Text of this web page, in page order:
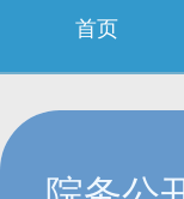
首页